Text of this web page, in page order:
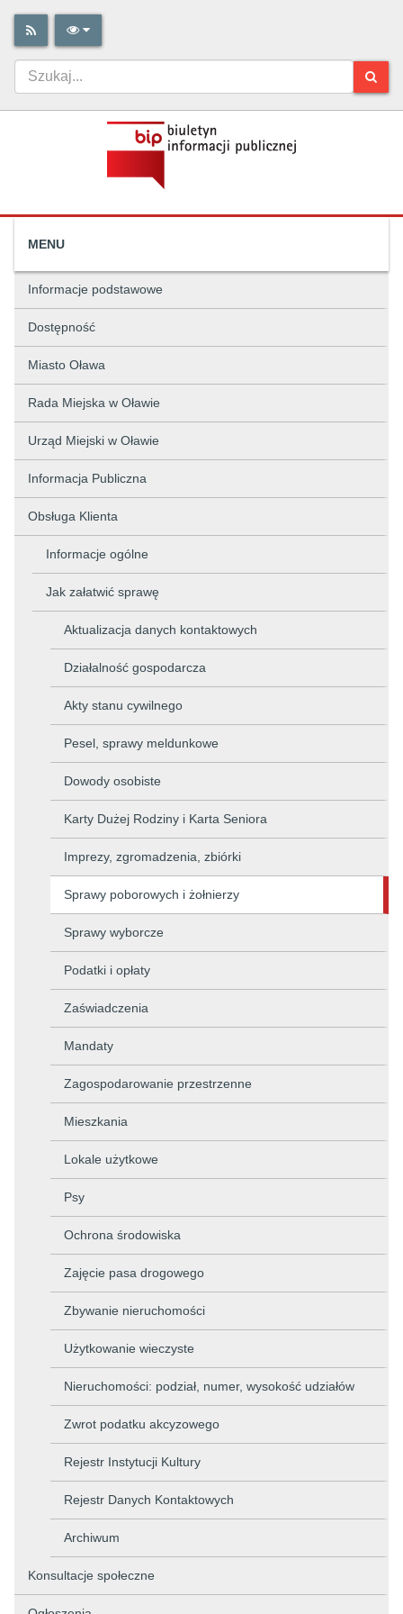
MENU
Informacje podstawowe
Dostępność
Miasto Oława
Rada Miejska w Oławie
Urząd Miejski w Oławie
Informacja Publiczna
Obsługa Klienta
Informacje ogólne
Jak załatwić sprawę
Aktualizacja danych kontaktowych
Działalność gospodarcza
Akty stanu cywilnego
Pesel, sprawy meldunkowe
Dowody osobiste
Karty Dużej Rodziny i Karta Seniora
Imprezy, zgromadzenia, zbiórki
Sprawy poborowych i żołnierzy
Sprawy wyborcze
Podatki i opłaty
Zaświadczenia
Mandaty
Zagospodarowanie przestrzenne
Mieszkania
Lokale użytkowe
Psy
Ochrona środowiska
Zajęcie pasa drogowego
Zbywanie nieruchomości
Użytkowanie wieczyste
Nieruchomości: podział, numer, wysokość udziałów
Zwrot podatku akcyzowego
Rejestr Instytucji Kultury
Rejestr Danych Kontaktowych
Archiwum
Konsultacje społeczne